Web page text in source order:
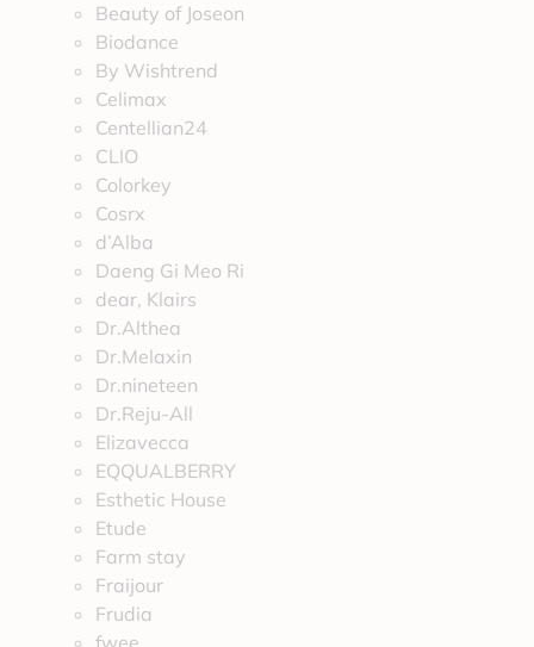
Beauty of Joseon
Biodance
By Wishtrend
Celimax
Centellian24
CLIO
Colorkey
Cosrx
d’Alba
Daeng Gi Meo Ri
dear, Klairs
Dr.Althea
Dr.Melaxin
Dr.nineteen
Dr.Reju-All
Elizavecca
EQQUALBERRY
Esthetic House
Etude
Farm stay
Fraijour
Frudia
fwee